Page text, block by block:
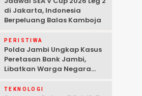
di Jakarta, Indonesia
Berpeluang Balas Kamboja
PERISTIWA
Polda Jambi Ungkap Kasus
Peretasan Bank Jambi,
Libatkan Warga Negara
Tersangka Ditangkap
TEKNOLOGI